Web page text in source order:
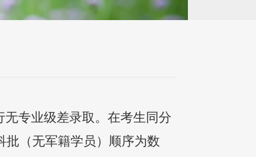
专业级差录取。在考生同分
批（无军籍学员）顺序为数